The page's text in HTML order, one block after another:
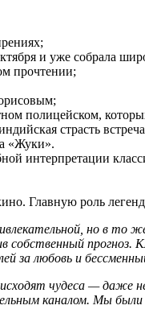
и уже собрала
прочтении;
полицейском,
страсть
«Жуки».
интерпретации
Главную роль
но в
прогноз.
за любовь и
чудеса — даже
каналом. Мы